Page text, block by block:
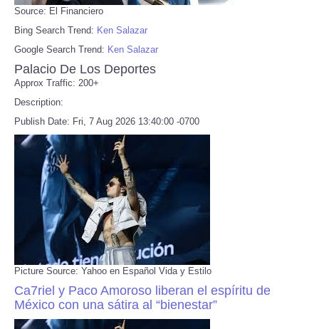
Source: El Financiero
Bing Search Trend: Ken Salazar
Google Search Trend: Ken Salazar
Palacio De Los Deportes
Approx Traffic: 200+
Description:
Publish Date: Fri, 7 Aug 2026 13:40:00 -0700
Picture Source: Yahoo en Español Vida y Estilo
Ca7riel y Paco Amoroso liberan el espíritu de
México con una sátira al “bienestar”